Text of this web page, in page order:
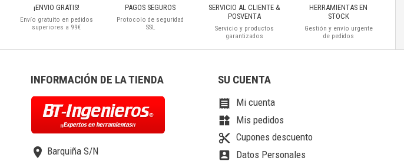
¡ENVIO GRATIS!
Envío gratuíto en pedidos
superiores a 99€
PAGOS SEGUROS
Protocolo de seguridad
SSL
SERVICIO AL CLIENTE &
POSVENTA
Servicio y productos
garantizados
HERRAMIENTAS EN
STOCK
Gestión y envío urgente
de pedidos
INFORMACIÓN DE LA TIENDA
location_on Barquiña S/N
SU CUENTA
 Mi cuenta
widgets Mis pedidos
content_cut Cupones descuento
account_box Datos Personales